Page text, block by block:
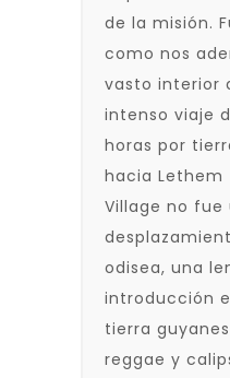
de la misión.
como nos
vasto interior
intenso viaje
horas por
hacia Lethem
Village no fue
odisea, una
introducción
tierra
reggae y